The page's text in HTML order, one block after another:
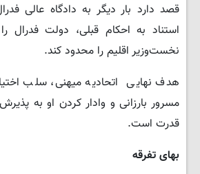
قصد دارد بار دیگر به دادگاه عالی
استناد به احکام قبلی، دولت فدرال را
نخست‌وزیر اقلیم را محدود کند.
هدف نهایی اتحادیه میهنی، سلب
مسرور بارزانی و وادار کردن او به
قدرت است.
بهای تفرقه